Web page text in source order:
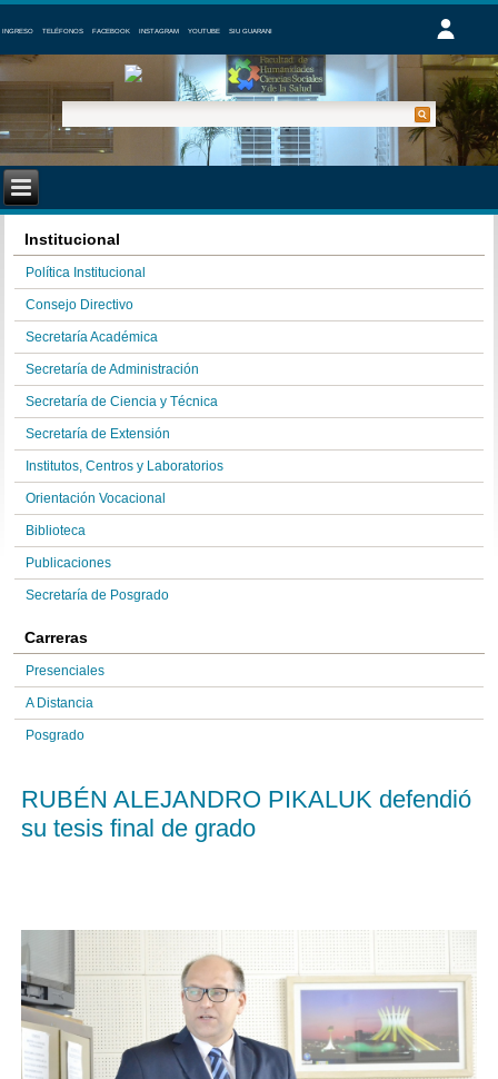
INGRESO TELÉFONOS FACEBOOK INSTAGRAM YOUTUBE SIU GUARANI
Institucional
Política Institucional
Consejo Directivo
Secretaría Académica
Secretaría de Administración
Secretaría de Ciencia y Técnica
Secretaría de Extensión
Institutos, Centros y Laboratorios
Orientación Vocacional
Biblioteca
Publicaciones
Secretaría de Posgrado
Carreras
Presenciales
A Distancia
Posgrado
RUBÉN ALEJANDRO PIKALUK defendió
su tesis final de grado